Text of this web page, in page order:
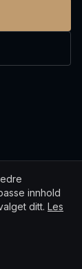
innhold
ditt. Les